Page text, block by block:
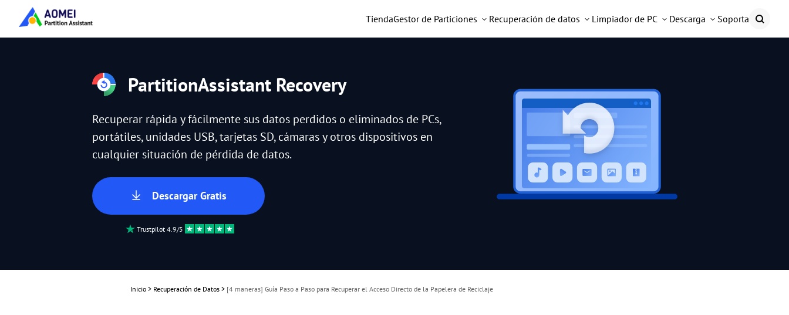
TiendaGestor de Particiones Recuperación de datos Limpiador de PC Descarga Soporta
PartitionAssistant Recovery
Recuperar rápida y fácilmente sus datos perdidos o eliminados de PCs,
portátiles, unidades USB, tarjetas SD, cámaras y otros dispositivos en
cualquier situación de pérdida de datos.
Descargar Gratis
Trustpilot 4.9/5
Inicio > Recuperación de Datos > [4 maneras] Guía Paso a Paso para Recuperar el Acceso Directo de la Papelera de Reciclaje